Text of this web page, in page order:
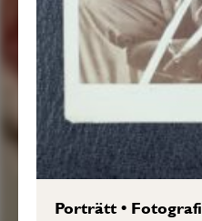
Porträtt• Fotografi